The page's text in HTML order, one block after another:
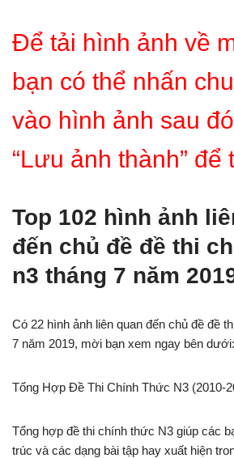
Để tải hình ảnh về
bạn có thể nhấn
vào hình ảnh sau
“Lưu ảnh thành” để
Top 102 hình ảnh
đến chủ đề đề thi
n3 tháng 7 năm
Có 22 hình ảnh liên quan đến chủ đề đề
7 năm 2019, mời bạn xem ngay bên dưới:
Tổng Hợp Đề Thi Chính Thức N3 (2010-
Tổng hợp đề thi chính thức N3 giúp các
trúc và các dạng bài tập hay xuất hiện